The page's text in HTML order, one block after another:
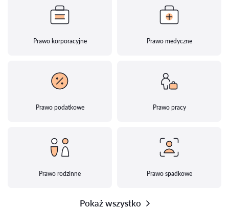
Prawo korporacyjne Prawo medyczne
Prawo podatkowe Prawo pracy
Prawo rodzinne Prawo spadkowe
Pokaż wszystko